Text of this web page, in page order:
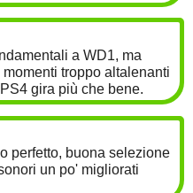
a WD1, ma
troppo altalenanti
gira più che bene.
perfetto, buona selezione
un po' migliorati